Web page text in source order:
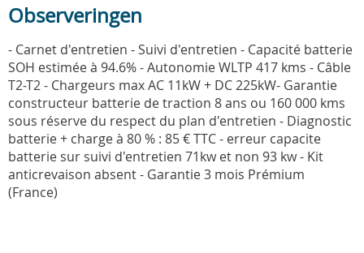
Observeringen
- Carnet d'entretien - Suivi d'entretien - Capacité batterie
SOH estimée à 94.6% - Autonomie WLTP 417 kms - Câble
T2-T2 - Chargeurs max AC 11kW + DC 225kW- Garantie
constructeur batterie de traction 8 ans ou 160 000 kms
sous réserve du respect du plan d'entretien - Diagnostic
batterie + charge à 80 % : 85 € TTC - erreur capacite
batterie sur suivi d'entretien 71kw et non 93 kw - Kit
anticrevaison absent - Garantie 3 mois Prémium
(France)